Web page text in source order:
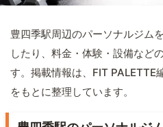
豊四季駅周辺のパーソナルジム
したり、料金・体験・設備など
す。掲載情報は、FIT PALETTE
をもとに整理しています。